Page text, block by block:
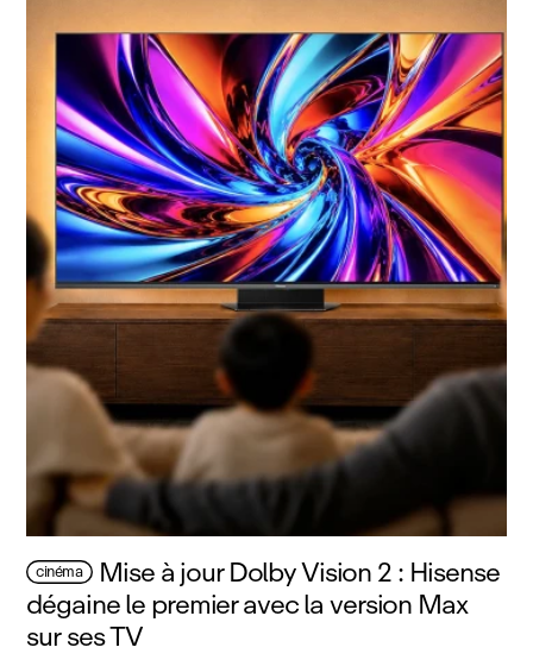
cinéma Mise à jour Dolby Vision 2 : Hisense
dégaine le premier avec la version Max
sur ses TV